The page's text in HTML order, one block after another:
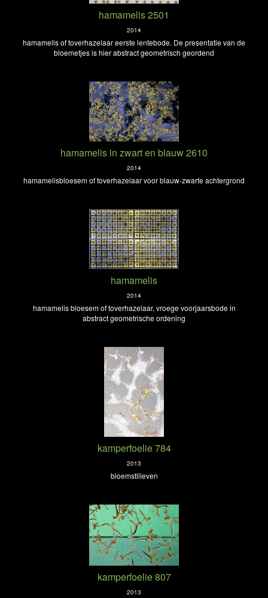
hamamelis 2501
2014
hamamelis of toverhazelaar eerste lentebode. De presentatie van de
bloemetjes is hier abstract geometrisch geordend
hamamelis in zwart en blauw 2610
2014
hamamelisbloesem of toverhazelaar voor blauw-zwarte achtergrond
hamamelis
2014
hamamelis bloesem of toverhazelaar, vroege voorjaarsbode in
abstract geometrische ordening
kamperfoelie 784
2013
bloemstilleven
kamperfoelie 807
2013